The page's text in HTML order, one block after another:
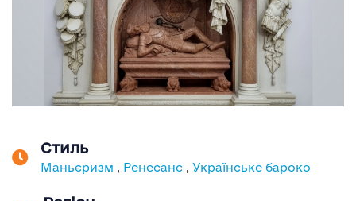
Стиль
Маньєризм , Ренесанс , Українське бароко